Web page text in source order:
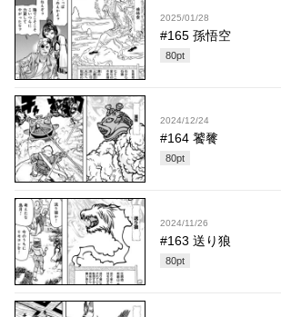
2025/01/28
#165 孫悟空
80pt
2024/12/24
#164 饕餮
80pt
2024/11/26
#163 送り狼
80pt